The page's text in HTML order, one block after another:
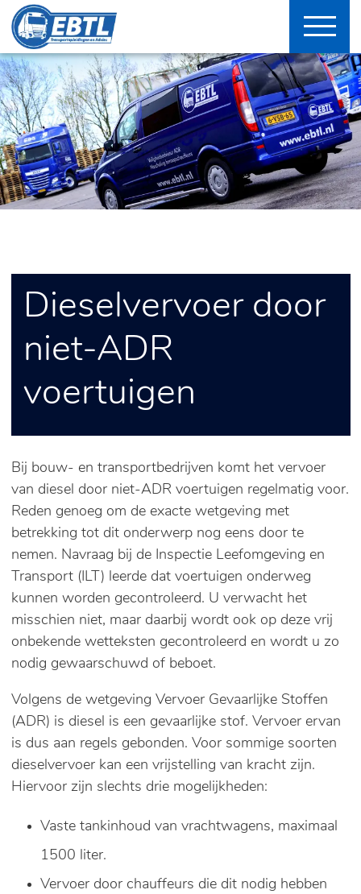
Dieselvervoer door
niet-ADR
voertuigen
Bij bouw- en transportbedrijven komt het vervoer
van diesel door niet-ADR voertuigen regelmatig voor.
Reden genoeg om de exacte wetgeving met
betrekking tot dit onderwerp nog eens door te
nemen. Navraag bij de Inspectie Leefomgeving en
Transport (ILT) leerde dat voertuigen onderweg
kunnen worden gecontroleerd. U verwacht het
misschien niet, maar daarbij wordt ook op deze vrij
onbekende wetteksten gecontroleerd en wordt u zo
nodig gewaarschuwd of beboet.
Volgens de wetgeving Vervoer Gevaarlijke Stoffen
(ADR) is diesel is een gevaarlijke stof. Vervoer ervan
is dus aan regels gebonden. Voor sommige soorten
dieselvervoer kan een vrijstelling van kracht zijn.
Hiervoor zijn slechts drie mogelijkheden:
Vaste tankinhoud van vrachtwagens, maximaal
1500 liter.
Vervoer door chauffeurs die dit nodig hebben